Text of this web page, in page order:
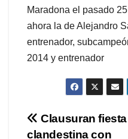
Maradona el pasado
ahora la de Alejandro
entrenador,
2014 y entrenador
Navegación
Clausuran fiesta
clandestina con